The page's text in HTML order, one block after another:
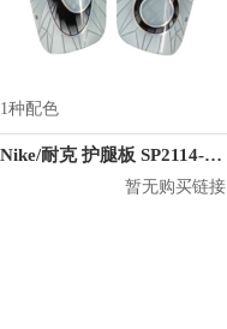
1种配色
Nike/耐克 护腿板 SP2114-100
暂无购买链接